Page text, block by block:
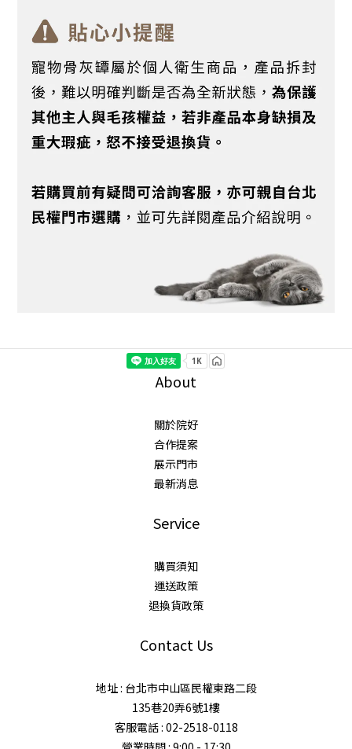
About
關於院好
合作提案
展示門市
最新消息
Service
購買須知
運送政策
退換貨政策
Contact Us
地址 : 台北市中山區民權東路二段
135巷20弄6號1樓
客服電話 : 02-2518-0118